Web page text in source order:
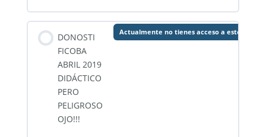
DONOSTI
FICOBA
ABRIL 2019
DIDÁCTICO
PERO
PELIGROSO
OJO!!!
Actualmente no tienes acceso a este